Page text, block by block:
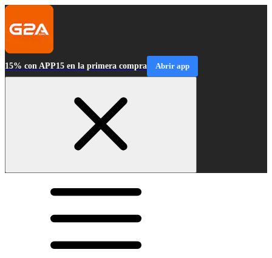
15% con APP15 en la primera compra Abrir app